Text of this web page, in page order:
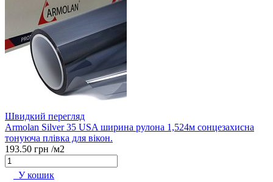
Швидкий перегляд
Armolan Silver 35 USA ширина рулона 1,524м сонцезахисна
тонуюча плівка для вікон.
193.50 грн /м2
У кошик